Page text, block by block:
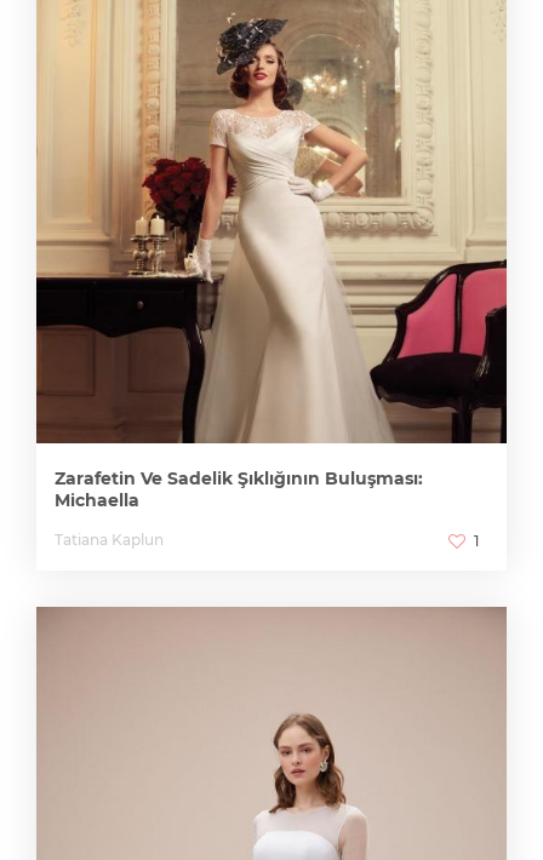
Zarafetin Ve Sadelik Şıklığının Buluşması:
Michaella
Tatiana Kaplun 1